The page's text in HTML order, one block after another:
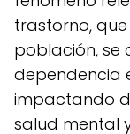
trastorno,
población, se
dependencia
impactando
salud mental